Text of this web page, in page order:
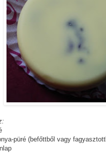
püré (befőttből vagy